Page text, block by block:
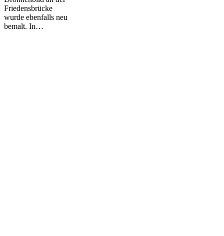
Friedensbrücke
wurde ebenfalls neu
bemalt. In…